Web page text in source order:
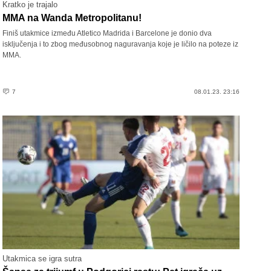
Kratko je trajalo
MMA na Wanda Metropolitanu!
Finiš utakmice između Atletico Madrida i Barcelone je donio dva
isključenja i to zbog međusobnog naguravanja koje je ličilo na poteze iz
MMA.
7 08.01.23. 23:16
Utakmica se igra sutra